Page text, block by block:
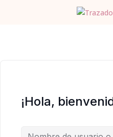
¡Hola,